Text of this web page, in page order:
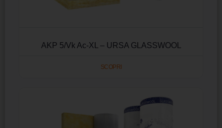
AKP 5/Vk Ac-XL – URSA GLASSWOOL
SCOPRI